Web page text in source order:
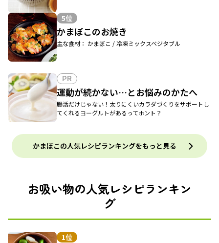
5位
かまぼこのお焼き
主な食材： かまぼこ / 冷凍ミックスベジタブル
PR
運動が続かない…とお悩みのかたへ
腸活だけじゃない！太りにくいカラダづくりをサポートし
てくれるヨーグルトがあるってホント？
かまぼこの人気レシピランキングをもっと見る
お吸い物の人気レシピランキン
グ
1位